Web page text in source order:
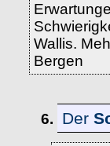
Wallis.
Bergen
6. Der